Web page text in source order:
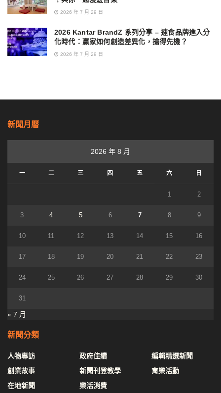
2026 年 7 月 29 日
2026 Kantar BrandZ 系列分享 – 速食品牌進入分
化時代：贏家如何創造差異化，搶得先機？
2026 年 7 月 29 日
新聞月曆
2026 年 8 月
一 二 三 四 五 六 日
1 2
3 4 5 6 7 8 9
10 11 12 13 14 15 16
17 18 19 20 21 22 23
24 25 26 27 28 29 30
31
« 7 月
新聞分類
人物專訪
創業故事
在地新聞
政府佳績
新聞刊登教學
樂活消費
編輯精選新聞
育樂活動